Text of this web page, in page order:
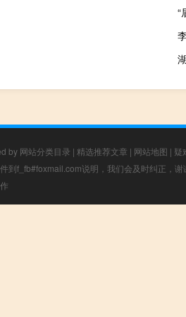
“
by 网站分类目录 | 精选推荐文章 | 网站地图 | 疑
到f_fb#foxmail.com说明，我们会及时纠正，谢